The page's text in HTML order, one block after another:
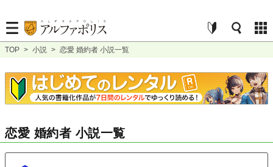
TOP > 小説 > 恋愛 婚約者 小説一覧
恋愛 婚約者 小説一覧